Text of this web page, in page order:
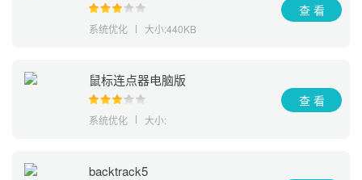
系统优化 大小:440KB
查 看
鼠标连点器电脑版
系统优化 大小:
查 看
backtrack5